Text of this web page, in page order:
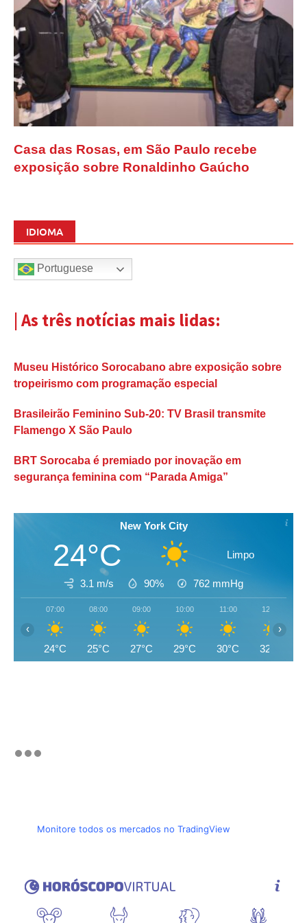
Casa das Rosas, em São Paulo recebe
exposição sobre Ronaldinho Gaúcho
IDIOMA
Portuguese
| As três notícias mais lidas:
Museu Histórico Sorocabano abre exposição sobre
tropeirismo com programação especial
Brasileirão Feminino Sub-20: TV Brasil transmite
Flamengo X São Paulo
BRT Sorocaba é premiado por inovação em
segurança feminina com “Parada Amiga”
New York City
24°C Limpo
3.1 m/s 90% 762 mmHg
07:00
24°C
08:00
25°C
09:00
27°C
10:00
29°C
11:00
30°C
12:00
32°C
‹ ›
Monitore todos os mercados no TradingView